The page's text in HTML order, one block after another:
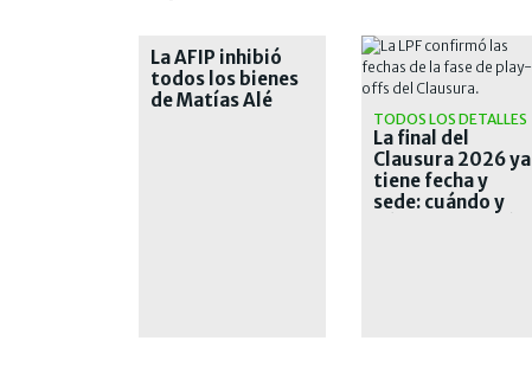
La AFIP inhibió
todos los bienes
de Matías Alé
TODOS LOS DETALLES
La final del
Clausura 2026 ya
tiene fecha y
sede: cuándo y